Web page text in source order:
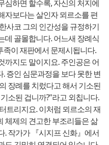
심하면 할수록, 자신의 처지에
자보다는 살인자 뫼르소를 편
사코 그의 인간성을 규정하기
데 골몰합니다. 어느새 장례식
이 재판에서 문제시됩니다.
까지도 말이지요. 주인공은 어
증인 심문과정을 보다 못한 변
장례를 치렀다고 해서 기소된
소된 겁니까?"라고 외칩니다.
트리지요. 이처럼 뫼르소의 재
체제의 견고한 부조리들은 삶
. 작가가 『시지프 신화』에서